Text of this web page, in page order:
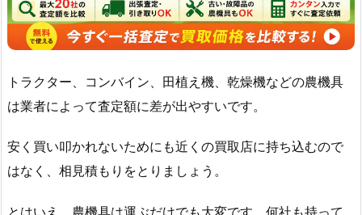
トラクター、コンバイン、田植え機、乾燥機などの農機具
は業者によって査定額に差が出やすいです。
安く買い叩かれないためにも近くの買取店に持ち込むので
はなく、相見積もりをとりましょう。